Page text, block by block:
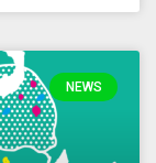
NEWS